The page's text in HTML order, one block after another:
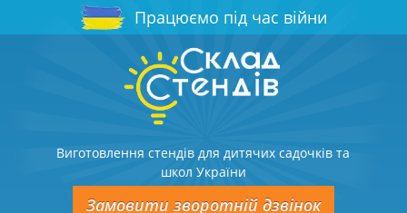
Працюємо під час війни
Виготовлення стендів для дитячих садочків та
школ України
Замовити зворотній дзвінок